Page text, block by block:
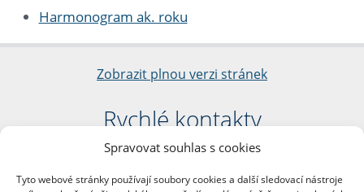
Spravovat souhlas s cookies
Tyto webové stránky používají soubory cookies a další sledovací nástroje
Harmonogram ak. roku
Zobrazit plnou verzi stránek
Rychlé kontakty
Filozofická fakulta
nám. Jana Palacha 1/2